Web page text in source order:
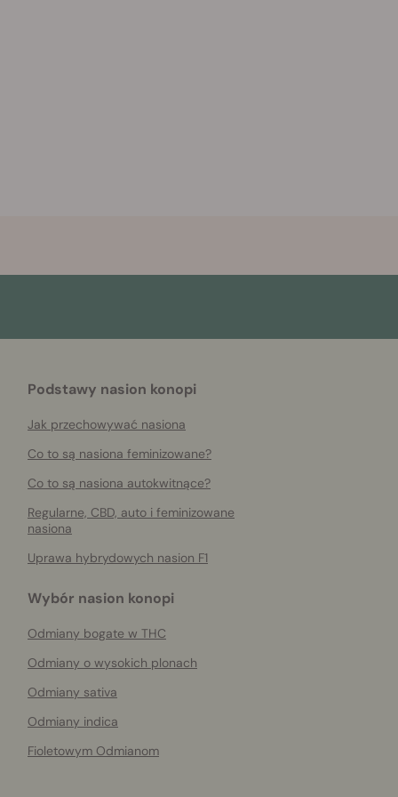
Podstawy nasion konopi
Jak przechowywać nasiona
Co to są nasiona feminizowane?
Co to są nasiona autokwitnące?
Regularne, CBD, auto i feminizowane
nasiona
Uprawa hybrydowych nasion F1
Wybór nasion konopi
Odmiany bogate w THC
Odmiany o wysokich plonach
Odmiany sativa
Odmiany indica
Fioletowym Odmianom